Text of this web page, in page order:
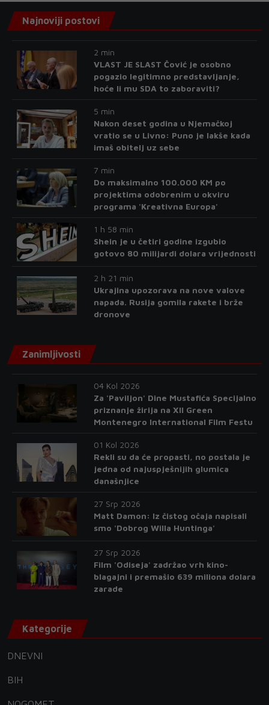
Najnoviji postovi
2 min
VLAST JE SLAST Čović je osobno
pogazio legitimno predstavljanje,
hoće li mu SDA to zaboraviti?
5 min
Nakon deset godina u Njemačkoj
vratio se u Livno: Puno je lakše kada
imaš obitelj uz sebe
7 min
Do maksimalno 100.000 KM po
projektima odobrenim u okviru
programa 'Kreativna Europa'
1 h 58 min
Shein je u četiri godine izgubio
gotovo 80 milijardi dolara vrijednosti
2 h 21 min
Ukrajina upozorava na nove valove
napada. Rusija gomila rakete i brže
dronove
Zanimljivosti
04 Kol 2026
Za 'Paviljon' Dine Mustafića Specijalno
priznanje žirija na XII Green
Montenegro International Film Festu
01 Kol 2026
Rekli su da će propasti, no postala je
jedna od najuspješnijih glumica
današnjice
27 Srp 2026
Matt Damon: Iz čistog očaja napisali
smo 'Dobrog Willa Huntinga'
27 Srp 2026
Film 'Odiseja' zadržao vrh kino-
blagajni i premašio 639 miliona dolara
zarade
Kategorije
DNEVNI
BIH